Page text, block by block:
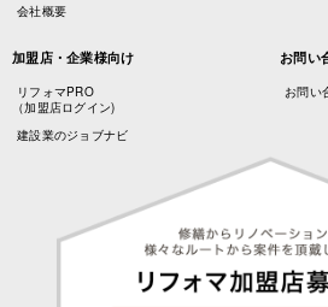
会社概要
加盟店・企業様向け
リフォマPRO
（加盟店ログイン)
建設業のジョブナビ
お問い
お問い